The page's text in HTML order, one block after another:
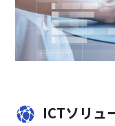
ICTソリュ